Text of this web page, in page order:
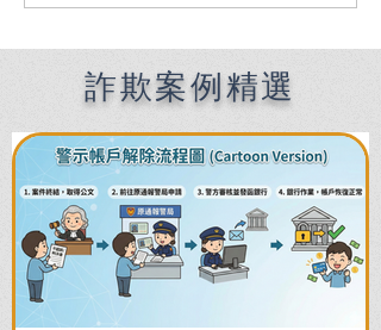
示帳戶怎麼辦？詐欺罪律
詐欺案例精選